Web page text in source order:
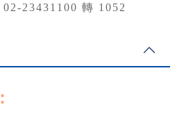
02-23431100 轉 1052
：